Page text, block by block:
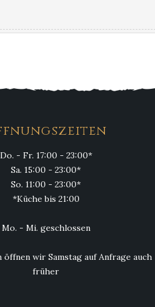
Salaten, Tomaten mit
Do. - Fr. 17:00 - 23:00*
Sa. 15:00 - 23:00*
So. 11:00 - 23:00*
*Küche bis 21:00
Mo. - Mi. geschlossen
öffnen wir Samstag auf Anfrage auch
früher